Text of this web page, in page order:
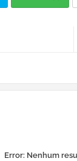
Error: Nenhum